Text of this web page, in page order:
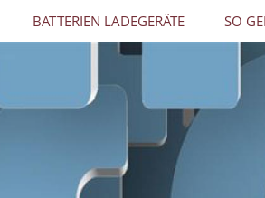
BATTERIEN LADEGERÄTE SO